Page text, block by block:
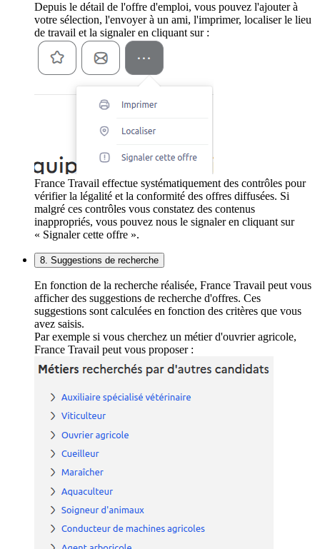
Depuis le détail de l'offre d'emploi, vous pouvez l'ajouter à
votre sélection, l'envoyer à un ami, l'imprimer, localiser le lieu
de travail et la signaler en cliquant sur :
France Travail effectue systématiquement des contrôles pour
vérifier la légalité et la conformité des offres diffusées. Si
malgré ces contrôles vous constatez des contenus
inappropriés, vous pouvez nous le signaler en cliquant sur
« Signaler cette offre ».
8. Suggestions de recherche
En fonction de la recherche réalisée, France Travail peut vous
afficher des suggestions de recherche d'offres. Ces
suggestions sont calculées en fonction des critères que vous
avez saisis.
Par exemple si vous cherchez un métier d'ouvrier agricole,
France Travail peut vous proposer :